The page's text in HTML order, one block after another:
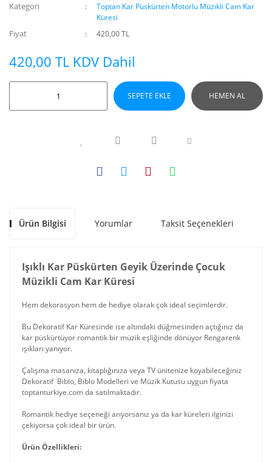
Kategori
Toptan Kar Püskürten Motorlu Müzikli Cam Kar
Küresi
Fiyat 420,00 TL
420,00 TL KDV Dahil
SEPETE EKLE HEMEN AL
Ürün Bilgisi Yorumlar Taksit Seçenekleri
Işıklı Kar Püskürten Geyik Üzerinde Çocuk
Müzikli Cam Kar Küresi
Hem dekorasyon hem de hediye olarak çok ideal seçimlerdir.
Bu Dekoratif Kar Küresinde ise altındaki düğmesinden açtığınız da
kar püskürtüyor romantik bir müzik eşliğinde dönüyor Rengarenk
ışıkları yanıyor.
Çalışma masanıza, kitaplığınıza veya TV ünitenize koyabileceğiniz
Dekoratif Biblo, Biblo Modelleri ve Müzik Kutusu uygun fiyata
toptanturkiye.com da satılmaktadır.
Romantik hediye seçeneği arıyorsanız ya da kar küreleri ilginizi
çekiyorsa çok ideal bir ürün.
Ürün Özellikleri: